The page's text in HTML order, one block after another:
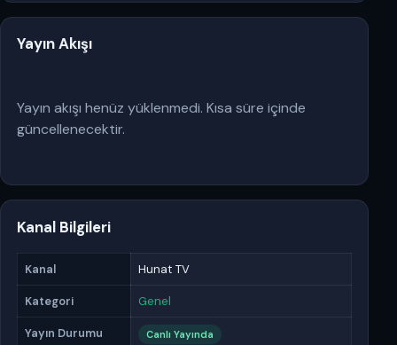
Yayın Akışı
Yayın akışı henüz yüklenmedi. Kısa süre içinde
güncellenecektir.
Kanal Bilgileri
Kanal Hunat TV
Kategori Genel
Yayın Durumu Canlı Yayında